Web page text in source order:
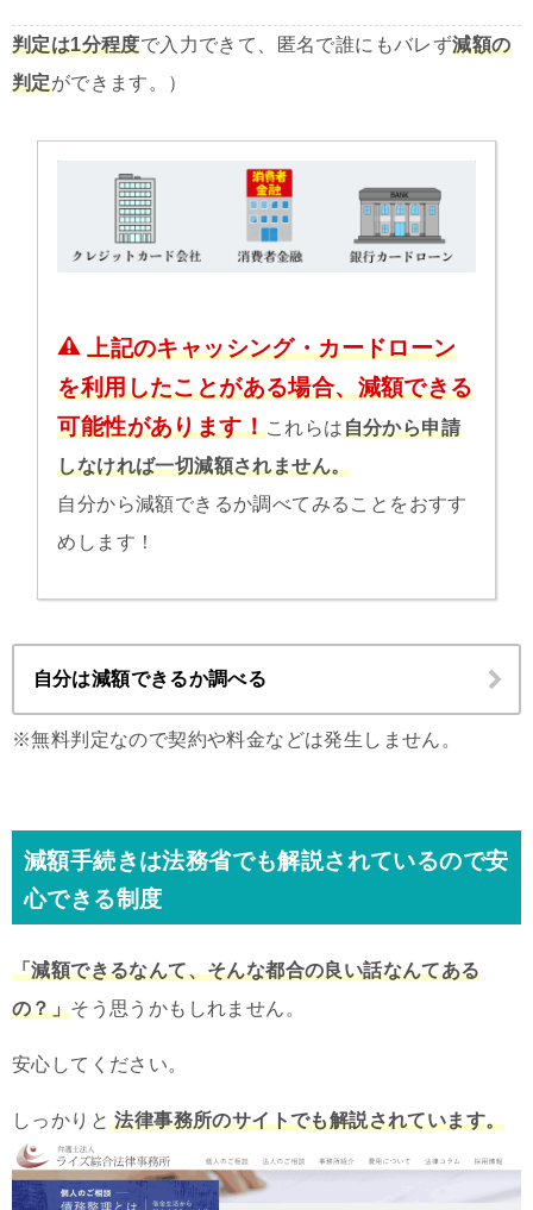
判定は1分程度で入力できて、匿名で誰にもバレず減額の
判定ができます。）
上記のキャッシング・カードローン
を利用したことがある場合、減額できる
可能性があります！これらは自分から申請
しなければ一切減額されません。
自分から減額できるか調べてみることをおすす
めします！
自分は減額できるか調べる
※無料判定なので契約や料金などは発生しません。
減額手続きは法務省でも解説されているので安
心できる制度
「減額できるなんて、そんな都合の良い話なんてある
の？」そう思うかもしれません。
安心してください。
しっかりと法律事務所のサイトでも解説されています。